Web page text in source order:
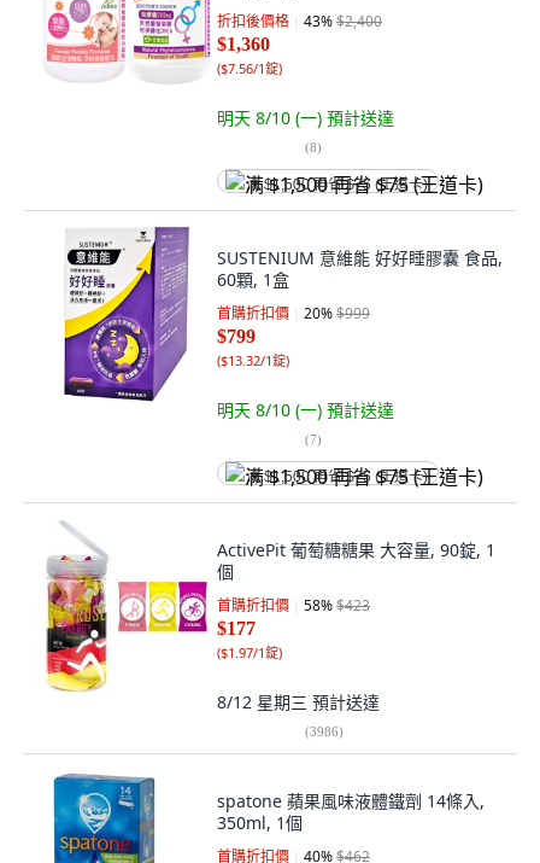
折扣後價格 43%$2,400
$1,360
($7.56/1錠)
明天 8/10 (一) 預計送達
(8)
满 $1,500 再省 $75 (王道卡)
SUSTENIUM 意維能 好好睡膠囊 食品,
60顆, 1盒
首購折扣價 20%$999
$799
($13.32/1錠)
明天 8/10 (一) 預計送達
(7)
满 $1,500 再省 $75 (王道卡)
ActivePit 葡萄糖糖果 大容量, 90錠, 1
個
首購折扣價 58%$423
$177
($1.97/1錠)
8/12 星期三 預計送達
(3986)
spatone 蘋果風味液體鐵劑 14條入,
350ml, 1個
首購折扣價 40%$462